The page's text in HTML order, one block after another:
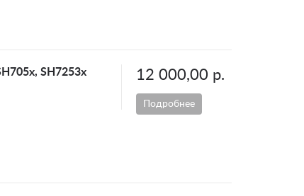
SH7253x
12 000,00 р.
Подробнее